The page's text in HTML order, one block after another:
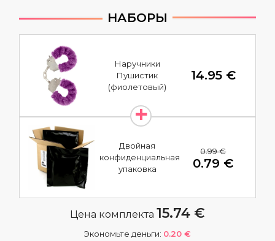
НАБОРЫ
Наручники
Пушистик
(фиолетовый)
14.95 €
Двойная
конфиденциальная
упаковка
0.99 €
0.79 €
Цена комплекта 15.74 €
Экономьте деньги: 0.20 €